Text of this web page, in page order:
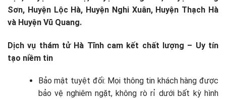
Sơn, Huyện Lộc Hà, Huyện Nghi Xuân, Huyện Thạch Hà
và Huyện Vũ Quang.
Dịch vụ thám tử Hà Tĩnh cam kết chất lượng – Uy tín
tạo niềm tin
Bảo mật tuyệt đối: Mọi thông tin khách hàng được
bảo vệ nghiêm ngặt, không rò rỉ dưới bất kỳ hình